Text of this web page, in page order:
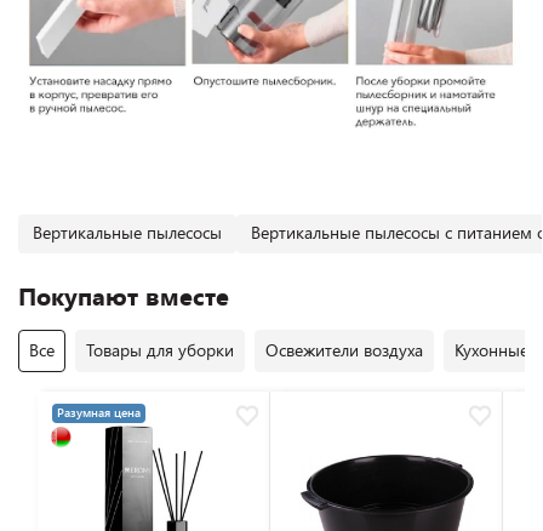
Вертикальные пылесосы Вертикальные пылесосы с питанием
Покупают вместе
Все Товары для уборки Освежители воздуха Кухонные
Разумная цена